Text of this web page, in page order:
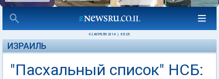
02 АПРЕЛЯ 2014 05:25
ИЗРАИЛЬ
"Пасхальный список" НСБ: